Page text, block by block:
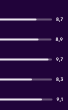
8,7
8,9
9,7
8,3
9,1